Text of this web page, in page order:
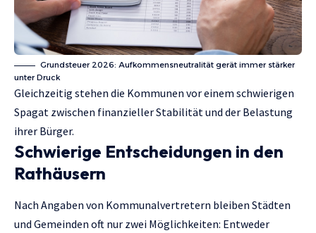
Grundsteuer 2026: Aufkommensneutralität gerät immer stärker
unter Druck
Gleichzeitig stehen die Kommunen vor einem schwierigen
Spagat zwischen finanzieller Stabilität und der Belastung
ihrer Bürger.
Schwierige Entscheidungen in den
Rathäusern
Nach Angaben von Kommunalvertretern bleiben Städten
und Gemeinden oft nur zwei Möglichkeiten: Entweder